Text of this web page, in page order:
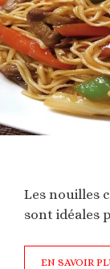
Les nouilles
sont idéales
EN SAVOIR